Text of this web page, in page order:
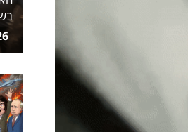
06/08/2026